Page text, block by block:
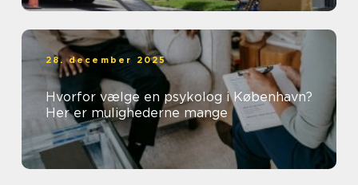
28. december 2025
Hvorfor vælge en psykolog i København?
Her er mulighederne mange